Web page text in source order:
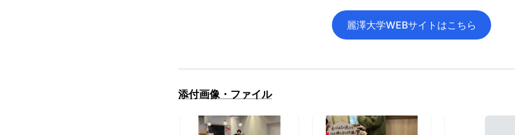
麗澤大学WEBサイトはこちら
添付画像・ファイル